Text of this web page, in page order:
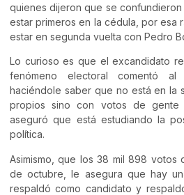
quienes dijeron que se
estar primeros en la cédula, por esa
estar en segunda vuelta con Pedro
Lo curioso es que el excandidato
fenómeno electoral comentó al
haciéndole saber que no está en la
propios sino con votos de
aseguró que está estudiando la
política.
Asimismo, que los 38 mil 898 votos
de octubre, le asegura que hay
respaldó como candidato y